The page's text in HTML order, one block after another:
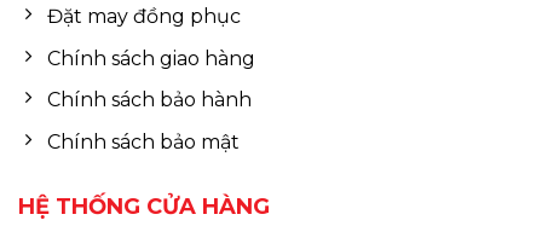
Đặt may đồng phục
Chính sách giao hàng
Chính sách bảo hành
Chính sách bảo mật
HỆ THỐNG CỬA HÀNG